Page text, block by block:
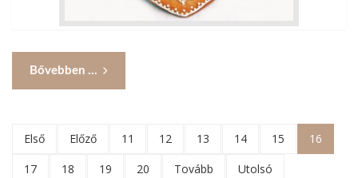
Bővebben ...
Első Előző 11 12 13 14 15
16
17
18 19 20 Tovább Utolsó